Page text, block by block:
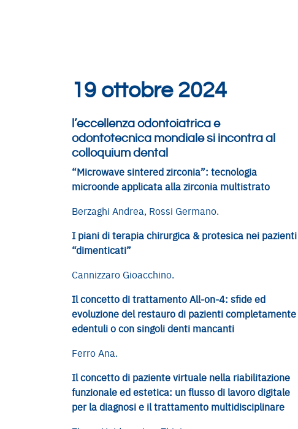
19 ottobre 2024
l’eccellenza odontoiatrica e
odontotecnica mondiale si incontra al
colloquium dental
“Microwave sintered zirconia”: tecnologia
microonde applicata alla zirconia multistrato
Berzaghi Andrea, Rossi Germano.
I piani di terapia chirurgica & protesica nei pazienti
“dimenticati”
Cannizzaro Gioacchino.
Il concetto di trattamento All-on-4: sfide ed
evoluzione del restauro di pazienti completamente
edentuli o con singoli denti mancanti
Ferro Ana.
Il concetto di paziente virtuale nella riabilitazione
funzionale ed estetica: un flusso di lavoro digitale
per la diagnosi e il trattamento multidisciplinare